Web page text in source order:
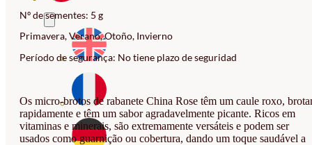
Nº de sementes: 5 g
Primavera, Verano, Otoño, Invierno
Período de segurança: No tiene plazo de seguridad
Os micro-brotos de rabanete China Rose têm um caule roxo,
rapidamente e têm um sabor agradavelmente picante. Ricos em
vitaminas e minerais, são extremamente versáteis e podem ser
usados como guarnição ou cobertura, dando um toque saudável a